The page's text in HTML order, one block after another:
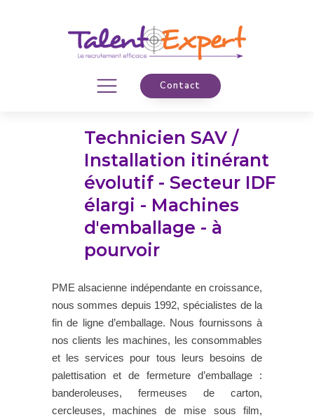
Contact
Technicien SAV /
Installation itinérant
évolutif - Secteur IDF
élargi - Machines
d'emballage - à
pourvoir
PME alsacienne indépendante en croissance,
nous sommes depuis 1992, spécialistes de la
fin de ligne d’emballage. Nous fournissons à
nos clients les machines, les consommables
et les services pour tous leurs besoins de
palettisation et de fermeture d’emballage :
banderoleuses, fermeuses de carton,
cercleuses, machines de mise sous film,